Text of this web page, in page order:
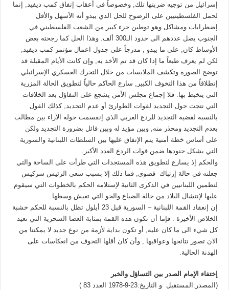
إسرائيل من توجيه ضربتها تلك, وخصوصاً في أعقاب إتفاق كمب ديفيد, إنما
لحمل الفلسطينيين على الرضوخ للحل الذي يبدو أنه الأسهل والأقل
إضطرابات ومشاكل وهو توطين جزء كبير من الشعب الفلسطيني في
الجنوب يصل عددهم الى حدود الـ300 ألف. وهذا الحل كما رجحته بعض
الأوساط كان, على ما يبدو , مدرجاً على جدول اعمال مؤتمر كمب ديفيد,
لكن لم يعرف طبعاً ما إذا كان قد تم الأخذ به, وإن كانت الأيام المقبلة قد
توضح الصورة وتكشف الملابسات من خلال التحرك العسكري الإسرائيلي.
إنطلاقاً من هذا التخوف الكبير, سارع الحاكم حالياً لتطويق الحالة المزرية
التي يتخبط بها. فلا إجماع مجلس الأمن يشجع على التفاؤل بعد الخلافات
التي نتجت حول التجديد لقوات الطوارئ أو عدم التجديد, كذلك القول
بالنسبة لقضية التجديد للردع العربي الذي إنقسمت حوله الآراء بين مطالب
بعدم التجديد ومحذر منه, وبين مؤيد له وبين قائل بضرورة التجديد ولكن
على أساس خطة أمنية يتم الإتفاق عليها بين السلطات اللبنانية والسورية
التي يشكل جنودها ضمن قوات الردع العدد الأكبر.
والحكم إذ يسارع لتطويق هذه المستجدات التي طرأت على الساحة والتي
جعلته في حالة إرتباك قصوى, فما ذلك إلا بسبب سعي الرئيس سركيس
لتطمين اللبنانيين في الذكرى الثانية لإستلامه الحكم بالخطوات التي سيقوم
عليها لإنتشال البلاد من حالة الضياع والجو التي تعيش وسطها .
إن إنعقاد القمة اللبنانية – السورية قبل 23 أيلول تظل بالنسبة للحكم خشبة
الخلاص الأخيرة . فإما أن تكون هذه القمة بمثابة العصا السحرية التي تعيد
كل شيء الى ما كان عليه, أو تكون بداية لأزمة من نوع جديد لا يمكننا من
الآن تصور نتائجها وعواقبها , وأن كان أقلها التخوف من انعكاسات على
الهدنة الحالية.
إختفاء الإمام الصدر بين التساؤل والخبر
(المصدر:المستقبل و التاريخ:23-9-1978 العدد 83 )